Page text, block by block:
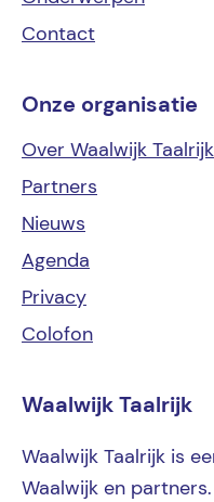
Contact
Onze organisatie
Over Waalwijk Taalrijk
Partners
Nieuws
Agenda
Privacy
Colofon
Waalwijk Taalrijk
Waalwijk Taalrijk is
Waalwijk en